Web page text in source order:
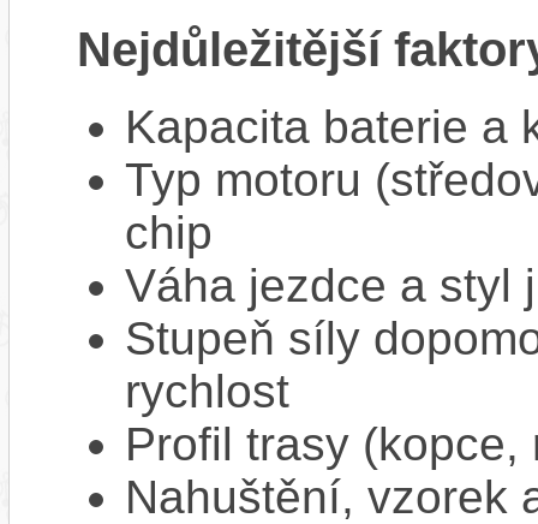
Nejdůležitější
Kapacita baterie a
Typ motoru
chip
Váha jezdce a styl
Stupeň síly
rychlost
Profil trasy
Nahuštění, vzorek